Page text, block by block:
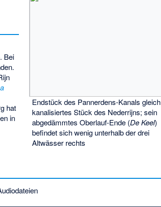
Endstück des Pannerdens-Kanals gleich
kanalisiertes Stück des Nederrijns; sein
abgedämmtes Oberlauf-Ende (De Keel)
befindet sich wenig unterhalb der drei
Altwässer rechts
. Bei
hat
in